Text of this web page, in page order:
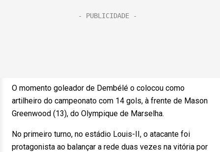
O momento goleador de Dembélé o colocou como
artilheiro do campeonato com 14 gols, à frente de Mason
Greenwood (13), do Olympique de Marselha.
No primeiro turno, no estádio Louis-II, o atacante foi
protagonista ao balançar a rede duas vezes na vitória por